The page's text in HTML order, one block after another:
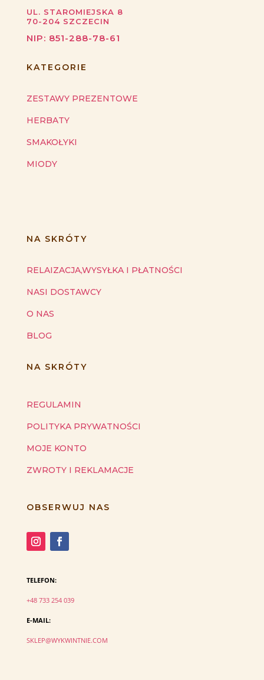
UL. STAROMIEJSKA 8
70-204 SZCZECIN
NIP: 851-288-78-61
KATEGORIE
ZESTAWY PREZENTOWE
HERBATY
SMAKOŁYKI
MIODY
NA SKRÓTY
RELAIZACJA,WYSYŁKA I PŁATNOŚCI
NASI DOSTAWCY
O NAS
BLOG
NA SKRÓTY
REGULAMIN
POLITYKA PRYWATNOŚCI
MOJE KONTO
ZWROTY I REKLAMACJE
OBSERWUJ NAS
TELEFON:
+48 733 254 039
E-MAIL:
SKLEP@WYKWINTNIE.COM